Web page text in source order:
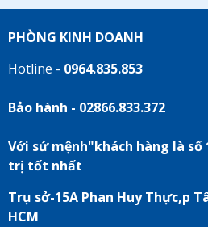
PHÒNG KINH DOANH
Hotline - 0964.835.853
Bảo hành - 02866.833.372
Với sứ mệnh"khách hàng là
trị tốt nhất
Trụ sở-15A Phan Huy Thực,p
HCM